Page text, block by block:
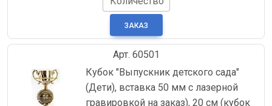
Арт. 60501
Кубок "Выпускник детского сада"
(Дети), вставка 50 мм с лазерной
гравировкой на заказ), 20 см (кубок